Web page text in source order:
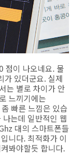
이 나오네요. 물
가 있더군요. 실제
는 별로 차이가 안
느끼기에는
빠른 느낌은 있습
는데 일반적인 웹
대의 스마트폰들
니다. 최적화가 이
봐야할듯 합니다.